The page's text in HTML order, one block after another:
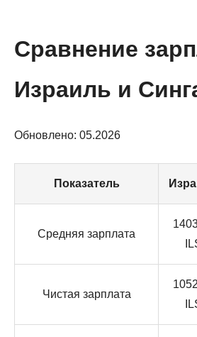
Сравнение
Израиль и
Обновлено: 05.2026
Показатель
Средняя зарплата
Чистая зарплата